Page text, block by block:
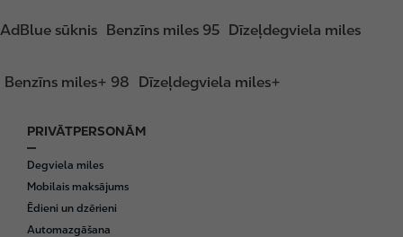
AdBlue sūknis Benzīns miles 95 Dīzeļdegviela miles
Benzīns miles+ 98 Dīzeļdegviela miles+
F
o
o
t
e
PRIVĀTPERSONĀM
Degviela miles
Mobilais maksājums
Ēdieni un dzērieni
Automazgāšana